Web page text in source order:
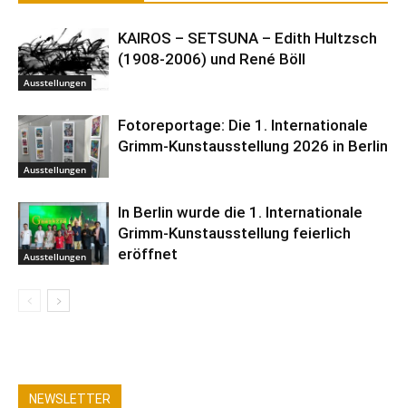
Ausstellungen
KAIROS – SETSUNA – Edith Hultzsch
(1908-2006) und René Böll
Ausstellungen
Fotoreportage: Die 1. Internationale
Grimm-Kunstausstellung 2026 in Berlin
Ausstellungen
In Berlin wurde die 1. Internationale
Grimm-Kunstausstellung feierlich
eröffnet
NEWSLETTER